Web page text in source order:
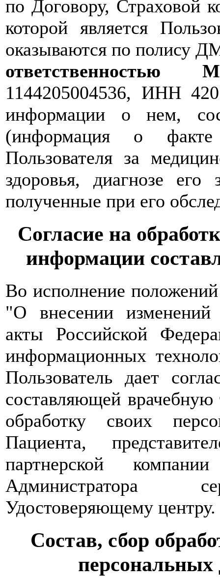
по Договору, Страховой
которой является
оказываются по полису
1144205004536, ИНН
информации о нем,
(информация о
Пользователя за
здоровья, диагнозе его
полученные при его
Согласие на
информации
Во исполнение
"О внесении изменений
акты Российской
информационных
Пользователь дает
составляющей врачебную
обработку своих
Пациента,
партнерской
Администратора
Удостоверяющему центру.
Состав, сбор